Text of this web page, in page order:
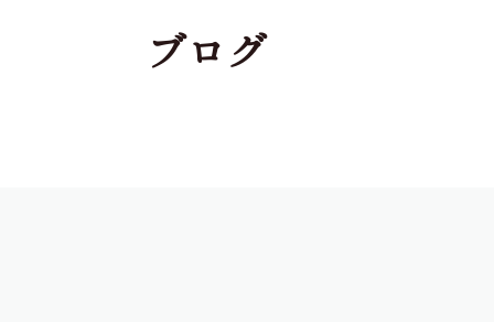
ブログ